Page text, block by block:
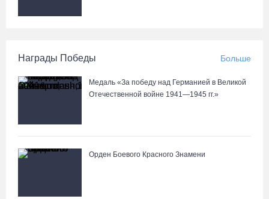
Награды Победы Больше
Медаль «За победу над Германией в Великой
Отечественной войне 1941—1945 гг.»
Орден Боевого Красного Знамени